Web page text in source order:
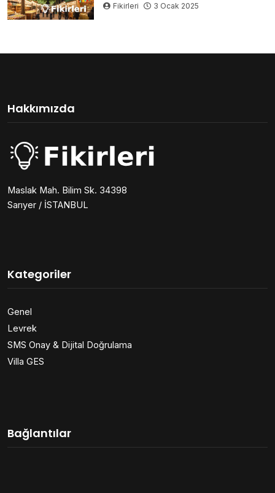
Fikirleri 3 Ocak 2025
Hakkımızda
Maslak Mah. Bilim Sk. 34398
Sarıyer / İSTANBUL
Kategoriler
Genel
Levrek
SMS Onay & Dijital Doğrulama
Villa GES
Bağlantılar